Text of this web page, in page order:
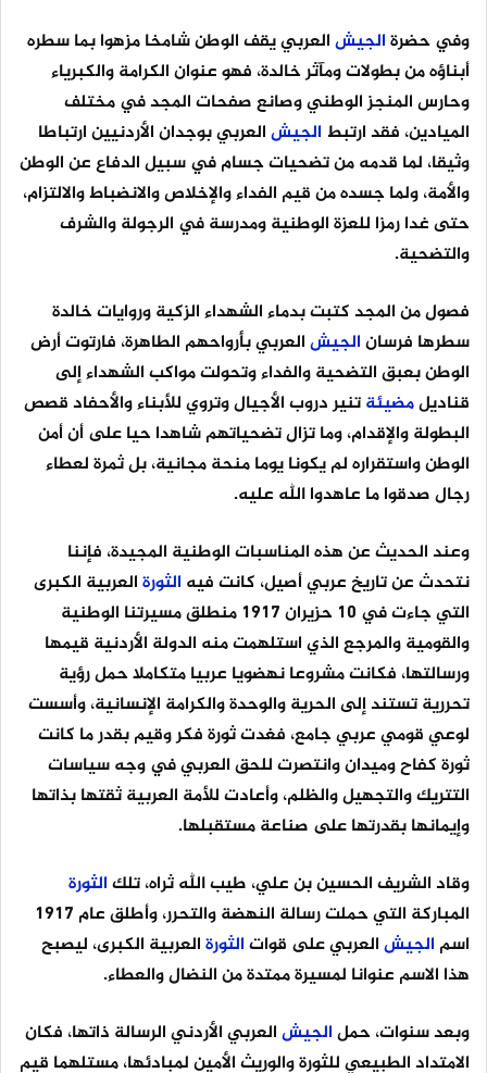
وفي حضرةالجيشالعربي يقف الوطن شامخا مزهوا بما سطره
أبناؤه من بطولات ومآثر خالدة، فهو عنوان الكرامة والكبرياء
وحارس المنجز الوطني وصانع صفحات المجد في مختلف
الميادين، فقد ارتبط الجيشالعربي بوجدان الأردنيين ارتباطا
وثيقا، لما قدمه من تضحيات جسام في سبيل الدفاع عن الوطن
والأمة، ولما جسده من قيم الفداء والإخلاص والانضباط والالتزام،
حتى غدا رمزا للعزة الوطنية ومدرسة في الرجولة والشرف
والتضحية.
فصول من المجد كتبت بدماء الشهداء الزكية وروايات خالدة
سطرها فرسانالجيشالعربي بأرواحهم الطاهرة، فارتوت أرض
الوطن بعبق التضحية والفداء وتحولت مواكب الشهداء إلى
قناديلمضيئةتنير دروب الأجيال وتروي للأبناء والأحفاد قصص
البطولة والإقدام، وما تزال تضحياتهم شاهدا حيا على أن أمن
الوطن واستقراره لم يكونا يوما منحة مجانية، بل ثمرة لعطاء
رجال صدقوا ما عاهدوا الله عليه.
وعند الحديث عن هذه المناسبات الوطنية المجيدة، فإننا
نتحدث عن تاريخ عربي أصيل، كانت فيه الثورةالعربية الكبرى
التي جاءت في 10 حزيران 1917 منطلق مسيرتنا الوطنية
والقومية والمرجع الذي استلهمت منه الدولة الأردنية قيمها
ورسالتها، فكانت مشروعا نهضويا عربيا متكاملا حمل رؤية
تحررية تستند إلى الحرية والوحدة والكرامة الإنسانية، وأسست
لوعي قومي عربي جامع، فغدت ثورة فكر وقيم بقدر ما كانت
ثورة كفاح وميدان وانتصرت للحق العربي في وجه سياسات
التتريك والتجهيل والظلم، وأعادت للأمة العربية ثقتها بذاتها
وإيمانها بقدرتها على صناعة مستقبلها.
وقاد الشريف الحسين بن علي، طيب الله ثراه، تلكالثورة
المباركة التي حملت رسالة النهضة والتحرر، وأطلق عام 1917
اسم الجيشالعربي على قواتالثورةالعربية الكبرى، ليصبح
هذا الاسم عنوانا لمسيرة ممتدة من النضال والعطاء.
وبعد سنوات، حملالجيشالعربي الأردني الرسالة ذاتها، فكان
الامتداد الطبيعي للثورة والوريث الأمين لمبادئها، مستلهما قيم